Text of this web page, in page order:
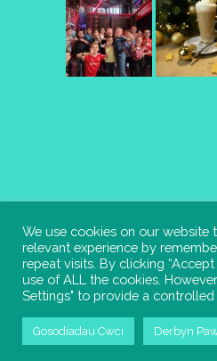
Copyright
2022 – All rights
Polisi Preifatrwydd
We use cookies on our website
relevant experience by
repeat visits. By clicking
use of ALL the cookies.
Settings" to provide a controlled
Gosodiadau Cwci Derbyn